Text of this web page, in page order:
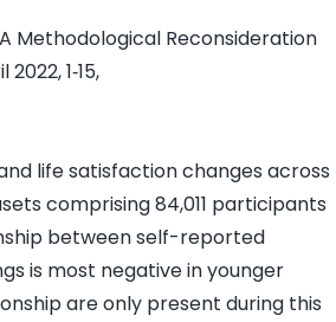
Methodological Reconsideration
2022, 1‑15,
life satisfaction changes across
comprising 84,011 participants
between self-reported
is most negative in younger
are only present during this